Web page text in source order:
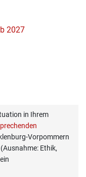
2027
in Ihrem
Vorpommern
Ethik,